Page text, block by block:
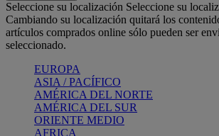
Seleccione su localización Seleccione su
Cambiando su localización quitará los
artículos comprados online sólo pueden ser
seleccionado.
EUROPA
ASIA / PACÍFICO
AMÉRICA DEL NORTE
AMÉRICA DEL SUR
ORIENTE MEDIO
AFRICA